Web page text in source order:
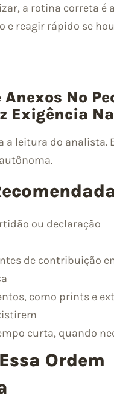
a rotina correta é
e reagir rápido se
Anexos No
Exigência
a leitura do analista.
ou declaração
de contribuição
como prints e
curta, quando
Ordem